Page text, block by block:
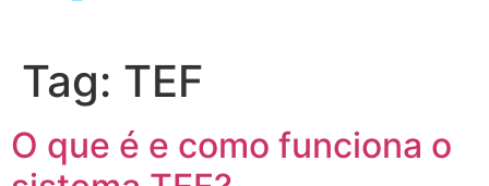
Tag: TEF
O que é e como funciona o